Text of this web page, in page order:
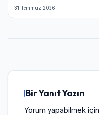
31 Temmuz 2026
Bir Yanıt Yazın
Yorum yapabilmek için